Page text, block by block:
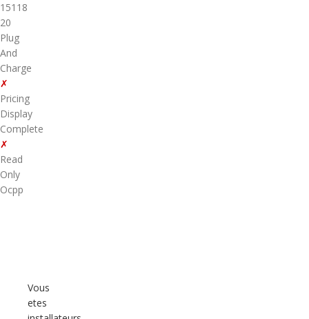
15118
20
Plug
And
Charge
✗
Pricing
Display
Complete
✗
Read
Only
Ocpp
Vous
etes